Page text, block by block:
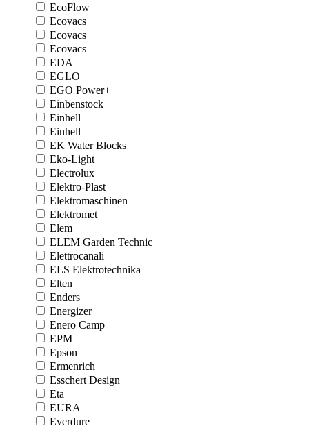
EcoFlow
Ecovacs
Ecovacs
Ecovacs
EDA
EGLO
EGO Power+
Einbenstock
Einhell
Einhell
EK Water Blocks
Eko-Light
Electrolux
Elektro-Plast
Elektromaschinen
Elektromet
Elem
ELEM Garden Technic
Elettrocanali
ELS Elektrotechnika
Elten
Enders
Energizer
Enero Camp
EPM
Epson
Ermenrich
Esschert Design
Eta
EURA
Everdure